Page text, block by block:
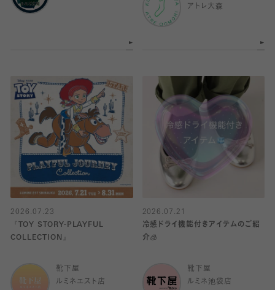
アトレ大森
2026.07.23
『TOY STORY-PLAYFUL
COLLECTION』
靴下屋
ルミネエスト店
2026.07.21
冷感ドライ機能付きアイテムのご紹
介🧊
靴下屋
ルミネ池袋店